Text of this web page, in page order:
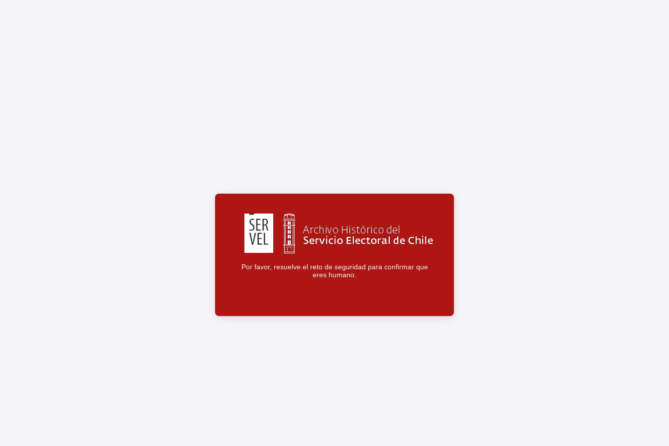
Por favor, resuelve el reto de seguridad para confirmar que
eres humano.